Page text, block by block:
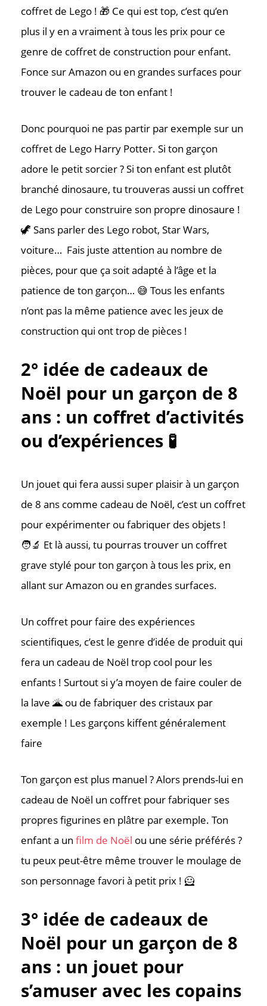
coffret de Lego ! 🎁 Ce qui est top, c’est qu’en
plus il y en a vraiment à tous les prix pour ce
genre de coffret de construction pour enfant.
Fonce sur Amazon ou en grandes surfaces pour
trouver le cadeau de ton enfant !
Donc pourquoi ne pas partir par exemple sur un
coffret de Lego Harry Potter. Si ton garçon
adore le petit sorcier ? Si ton enfant est plutôt
branché dinosaure, tu trouveras aussi un coffret
de Lego pour construire son propre dinosaure !
🦖 Sans parler des Lego robot, Star Wars,
voiture… Fais juste attention au nombre de
pièces, pour que ça soit adapté à l’âge et la
patience de ton garçon… 😅 Tous les enfants
n’ont pas la même patience avec les jeux de
construction qui ont trop de pièces !
2° idée de cadeaux de
Noël pour un garçon de 8
ans : un coffret d’activités
ou d’expériences 🧪
Un jouet qui fera aussi super plaisir à un garçon
de 8 ans comme cadeau de Noël, c’est un coffret
pour expérimenter ou fabriquer des objets !
🧑‍🔬 Et là aussi, tu pourras trouver un coffret
grave stylé pour ton garçon à tous les prix, en
allant sur Amazon ou en grandes surfaces.
Un coffret pour faire des expériences
scientifiques, c’est le genre d’idée de produit qui
fera un cadeau de Noël trop cool pour les
enfants ! Surtout si y’a moyen de faire couler de
la lave 🌋 ou de fabriquer des cristaux par
exemple ! Les garçons kiffent généralement
faire
Ton garçon est plus manuel ? Alors prends-lui en
cadeau de Noël un coffret pour fabriquer ses
propres figurines en plâtre par exemple. Ton
enfant a un film de Noël ou une série préférés ?
tu peux peut-être même trouver le moulage de
son personnage favori à petit prix ! 🦸
3° idée de cadeaux de
Noël pour un garçon de 8
ans : un jouet pour
s’amuser avec les copains